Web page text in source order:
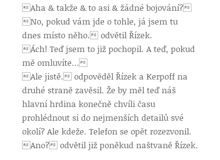
Aha & takže & to asi & žádné bojování?
No, pokud vám jde o tohle, já jsem tu
dnes místo něho. odvětil Řízek.
Ách! Teď jsem to již pochopil. A teď, pokud
mě omluvíte…
Ale jistě. odpověděl Řízek a Kerpoff na
druhé straně zavěsil. Že by měl teď náš
hlavní hrdina konečně chvíli času
prohlédnout si do nejmenších detailů své
okolí? Ale kdeže. Telefon se opět rozezvonil.
Ano? odvětil již poněkud naštvaně Řízek.